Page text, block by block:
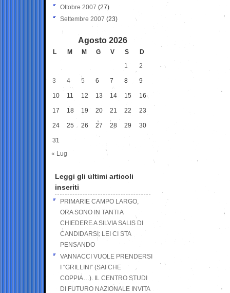
Ottobre 2007 (27)
Settembre 2007 (23)
Agosto 2026
L M M G V S
D
1
2
3 4 5 6 7 8 9
10 11 12 13 14 15 16
17 18 19 20 21 22 23
24 25 26 27 28 29 30
31
« Lug
Leggi gli ultimi articoli
inseriti
PRIMARIE CAMPO LARGO,
ORA SONO IN TANTI A
CHIEDERE A SILVIA SALIS DI
CANDIDARSI: LEI CI STA
PENSANDO
VANNACCI VUOLE PRENDERSI
I “GRILLINI” (SAI CHE
COPPIA…). IL CENTRO STUDI
DI FUTURO NAZIONALE INVITA